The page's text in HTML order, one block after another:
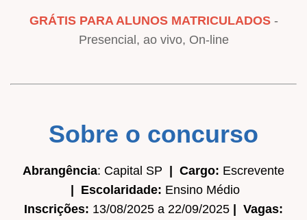
GRÁTIS PARA ALUNOS MATRICULADOS-
Presencial, ao vivo, On-line
Sobre o concurso
Abrangência: Capital SP | Cargo: Escrevente
| Escolaridade: Ensino Médio
Inscrições: 13/08/2025 a 22/09/2025 | Vagas: